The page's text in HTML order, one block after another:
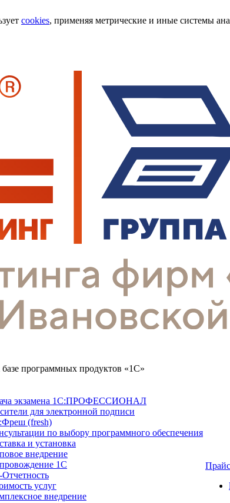
cookies, применяя метрические и иные системы
программных продуктов «1С»
экзамена 1С:ПРОФЕССИОНАЛ
для электронной подписи
(fresh)
по выбору программного обеспечения
и установка
внедрение
1С
услуг
внедрение
Прайс